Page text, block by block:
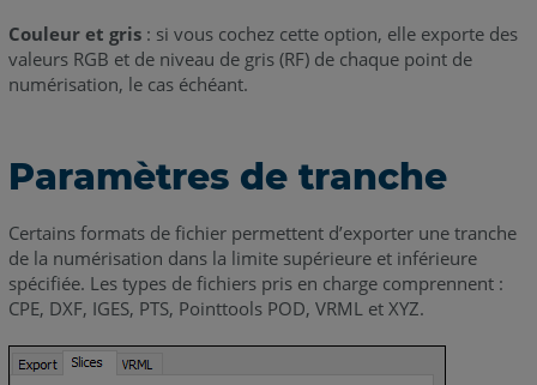
Couleur et gris: si vous cochez cette option, elle exporte des
valeurs RGB et de niveau de gris (RF) de chaque point de
numérisation, le cas échéant.
Paramètres de tranche
Certains formats de fichier permettent d’exporter une tranche
de la numérisation dans la limite supérieure et inférieure
spécifiée. Les types de fichiers pris en charge comprennent :
CPE, DXF, IGES, PTS, Pointtools POD, VRML et XYZ.